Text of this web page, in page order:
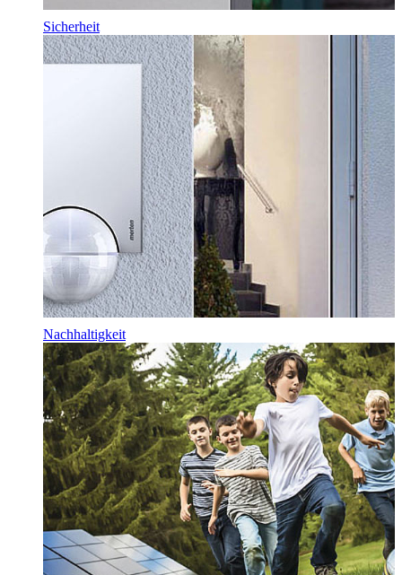
Sicherheit
Nachhaltigkeit